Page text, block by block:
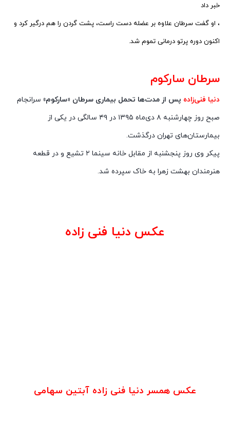
خبر داد
، او گفت سرطان علاوه بر عضله دست راست، پشت گردن را هم درگیر کرد و
اکنون دوره پرتو درمانی تموم شد.
سرطان سارکوم
دنیا فنی‌زاده پس از مدت‌ها تحمل بیماری سرطان «سارکوم» سرانجام
صبح روز چهارشنبه ۸ دی‏‌ماه ۱۳۹۵ در ۴۹ سالگی در یکی از
بیمارستان‌های تهران درگذشت.
پیکر وی روز پنجشنبه از مقابل خانه سینما ۲ تشیع و در قطعه
هنرمندان بهشت زهرا به خاک سپرده شد.
عکس دنیا فنی زاده
عکس همسر دنیا فنی زاده آبتین سهامی